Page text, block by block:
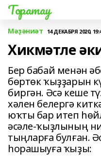
Торатау
Мәҙәниәт 14 ДЕКАБРЯ 2020,
Хикмәтле
Бер бабай менән
бөртөк ҡыҙҙарын
биргән. Әсә кеше
хәлен белергә
юҡты бар итеп
әсәле-ҡыҙлының
тыңларға булған.
һорашыуға ҡыҙы: